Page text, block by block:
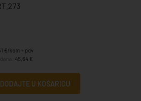
€/kom + pdv
45,64 €
DODAJTE U KOŠARICU